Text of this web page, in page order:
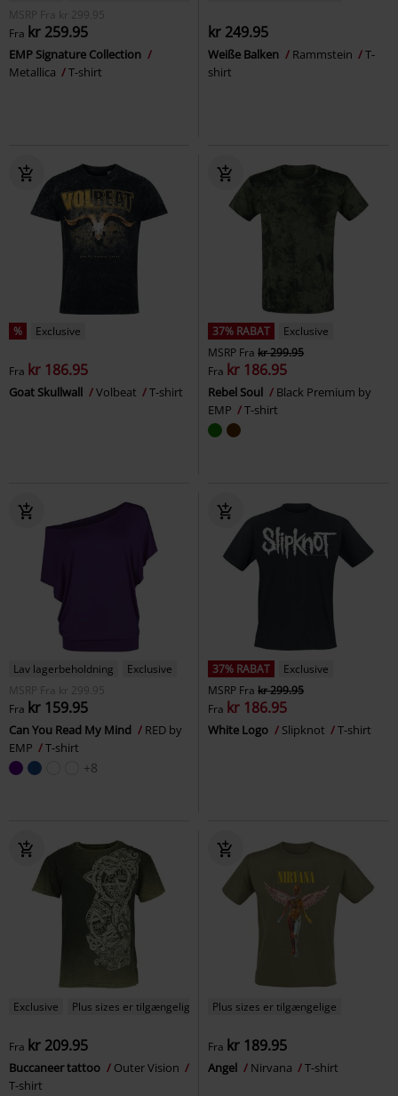
MSRP
Fra kr 299.95
Fra kr 259.95
EMP Signature Collection
Metallica
T-shirt
kr 249.95
Weiße Balken Rammstein
T-
shirt
% Exclusive
Fra kr 186.95
Goat Skullwall Volbeat T-shirt
37% RABAT
Exclusive
MSRP Fra kr 299.95
Fra kr 186.95
Rebel Soul
Black Premium by
EMP
T-shirt
Lav lagerbeholdning
Exclusive
MSRP
Fra kr 299.95
Fra kr 159.95
Can You Read My Mind
RED by
EMP
T-shirt
+8
37% RABAT
Exclusive
MSRP Fra kr 299.95
Fra kr 186.95
White Logo Slipknot T-shirt
Exclusive Plus sizes er tilgængelige
Fra kr 209.95
Buccaneer tattoo
Outer Vision
T-shirt
Plus sizes er tilgængelige
Fra kr 189.95
Angel Nirvana T-shirt